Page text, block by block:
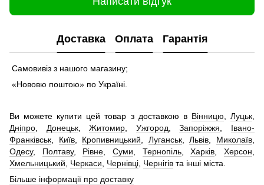
Доставка Оплата Гарантія
Самовивіз з нашого магазину;
«Нововю поштою» по Україні.
Ви можете купити цей товар з доставкою в Вінницю,Луцьк,
Дніпро, Донецьк,Житомир, Ужгород,Запоріжжя, Івано-
Франківськ, Київ, Кропивницький, Луганськ,Львів, Миколаїв,
Одесу, Полтаву, Рівне,Суми, Тернопіль,Харків,Херсон,
Хмельницький, Черкаси, Чернівці, Чернігів та інші міста.
Більше інформації про доставку